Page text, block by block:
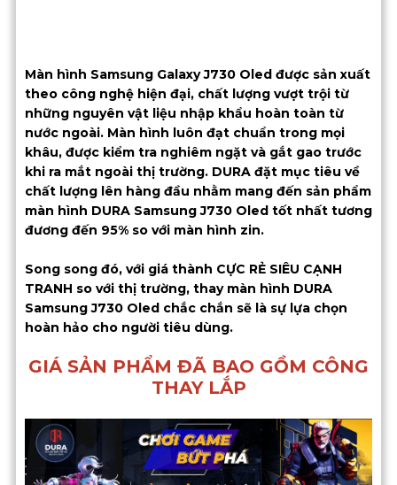
Màn hình Samsung Galaxy J730 Oled được sản xuất
theo công nghệ hiện đại, chất lượng vượt trội từ
những nguyên vật liệu nhập khẩu hoàn toàn từ
nước ngoài. Màn hình luôn đạt chuẩn trong mọi
khâu, được kiểm tra nghiêm ngặt và gắt gao trước
khi ra mắt ngoài thị trường. DURA đặt mục tiêu về
chất lượng lên hàng đầu nhằm mang đến sản phẩm
màn hình DURA Samsung J730 Oled tốt nhất tương
đương đến 95% so với màn hình zin.
Song song đó, với giá thành CỰC RẺ SIÊU CẠNH
TRANH so với thị trường, thay màn hình DURA
Samsung J730 Oled chắc chắn sẽ là sự lựa chọn
hoàn hảo cho người tiêu dùng.
GIÁ SẢN PHẨM ĐÃ BAO GỒM CÔNG
THAY LẮP